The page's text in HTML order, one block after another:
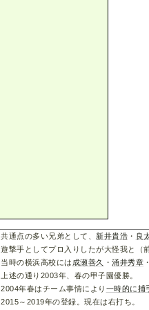
共通点の多い兄弟として、新井貴浩 ・ 良
遊撃手としてプロ入りしたが大怪我と（
当時の横浜高校には 成瀬善久 ・涌井秀章
上述の通り2003年、春の甲子園優勝。
2004年春はチーム事情により 一時的に捕
2015～2019年の登録。現在は右打ち。